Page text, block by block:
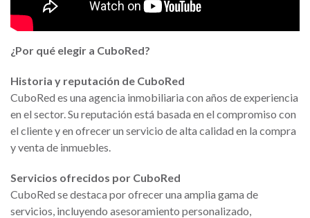
¿Por qué elegir a CuboRed?
Historia y reputación de CuboRed
CuboRed es una agencia inmobiliaria con años de experiencia
en el sector. Su reputación está basada en el compromiso con
el cliente y en ofrecer un servicio de alta calidad en la compra
y venta de inmuebles.
Servicios ofrecidos por CuboRed
CuboRed se destaca por ofrecer una amplia gama de
servicios, incluyendo asesoramiento personalizado,